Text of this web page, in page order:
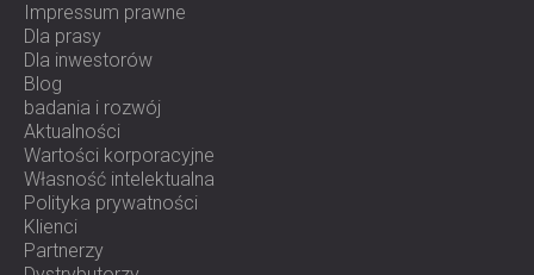
Impressum prawne
Dla prasy
Dla inwestorów
Blog
badania i rozwój
Aktualności
Wartości korporacyjne
Własność intelektualna
Polityka prywatności
Klienci
Partnerzy